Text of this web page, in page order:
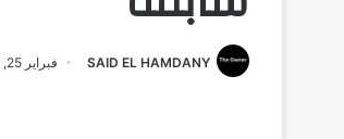
SAID EL HAMDANY فبراير 25, 2026